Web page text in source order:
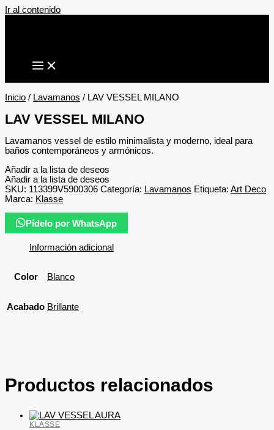
Ir al contenido
Inicio / Lavamanos / LAV VESSEL MILANO
LAV VESSEL MILANO
Lavamanos vessel de estilo minimalista y moderno, ideal para
baños contemporáneos y armónicos.
Añadir a la lista de deseos
Añadir a la lista de deseos
SKU: 113399V5900306 Categoría: Lavamanos Etiqueta: Art Deco
Marca: Klasse
Pídelo por WhatsApp
Información adicional
Color Blanco
Acabado Brillante
Productos relacionados
KLASSE